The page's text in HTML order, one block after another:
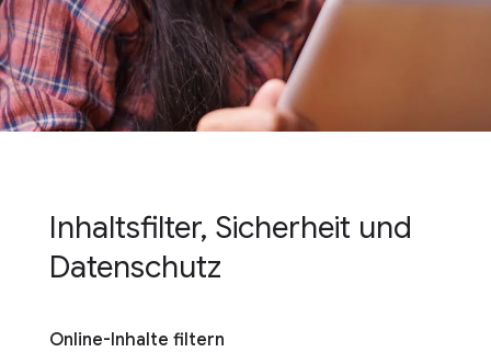
Inhaltsfilter, Sicherheit und
Datenschutz
Online-Inhalte filtern